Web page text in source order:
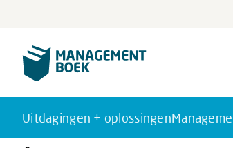
Uitdagingen + oplossingen